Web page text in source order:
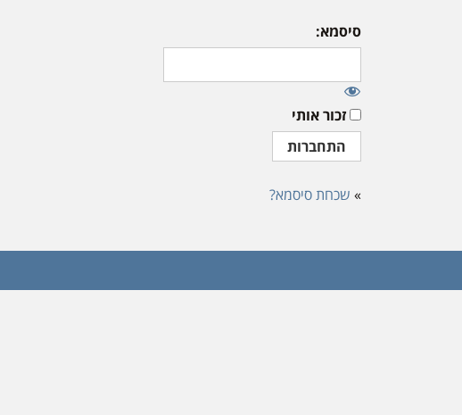
סיסמא:
זכור אותי
» שכחת סיסמא?